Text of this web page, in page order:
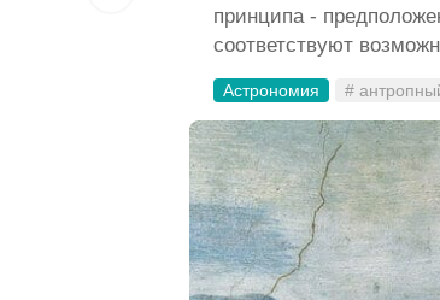
принципа -
соответствуют
Астрономия #